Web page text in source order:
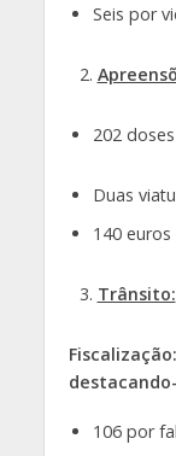
Seis por
202
Duas
140
Trânsito:
106 por